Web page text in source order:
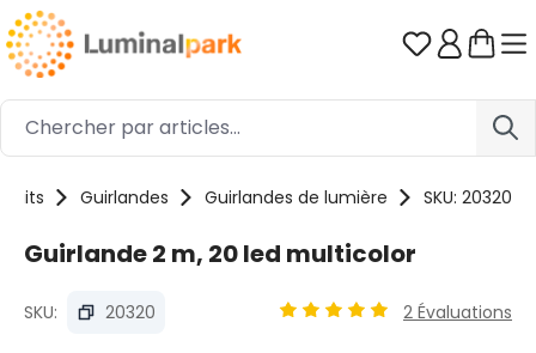
Passer au contenu principal Vous avez
Guirlandes Guirlandes de lumière SKU: 20320
Guirlande 2 m, 20 led multicolor
SKU: 20320 2 Évaluations